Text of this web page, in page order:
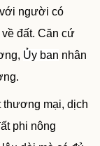
người có
đất. Căn cứ
Ủy ban nhân
thương mại, dịch
phi nông